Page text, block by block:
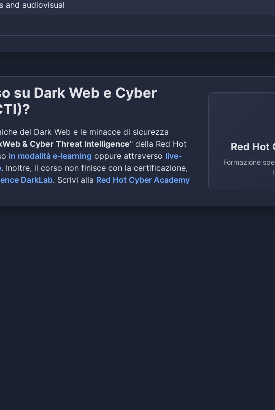
and audiovisual
su Dark Web e Cyber
del Dark Web e le minacce di sicurezza
& Cyber Threat Intelligence" della Red Hot
in modalità e-learning oppure attraverso live-
. Inoltre, il corso non finisce con la certificazione,
DarkLab. Scrivi alla Red Hot Cyber Academy
Red Hot
Formazione